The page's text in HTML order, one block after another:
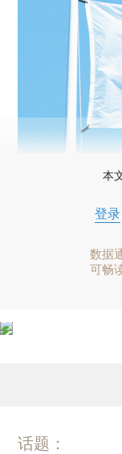
本
登录
数据
可畅
话题：